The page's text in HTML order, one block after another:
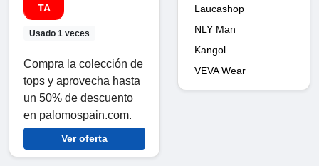
TA
Usado 1 veces
Compra la colección de
tops y aprovecha hasta
un 50% de descuento
en palomospain.com.
Ver oferta
Laucashop
NLY Man
Kangol
VEVA Wear